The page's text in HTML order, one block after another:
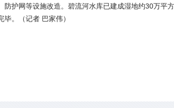
防护网等设施改造。碧流河水库已建成湿地约30万平
。（记者 巴家伟）